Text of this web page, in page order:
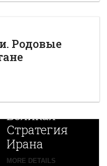
Родовые
Новая
Великая
Стратегия
Ирана
MORE DETAILS
Путин